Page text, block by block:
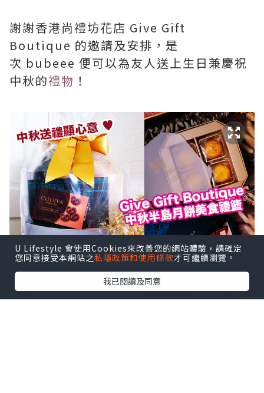
謝謝香港尚禮坊花店 Give Gift
Boutique 的邀請及安排，是
次 bubeee 便可以為友人送上生日兼慶祝
中秋的禮物 ！
U Lifestyle 會使用Cookies來改善您的網站體驗，請確定
您同意接受本網站之私隱政策和使用條款才可繼續瀏覽。
我已閱讀及同意